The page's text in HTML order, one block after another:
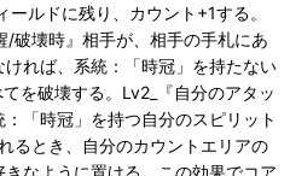
ルドに残り、カウント+1する。
/破壊時』相手が、相手の手札にあ
れば、系統：「時冠」を持たない
を破壊する。Lv2_『自分のアタッ
「時冠」を持つ自分のスピリット
るとき、自分のカウントエリアの
なように置ける。この効果でコア